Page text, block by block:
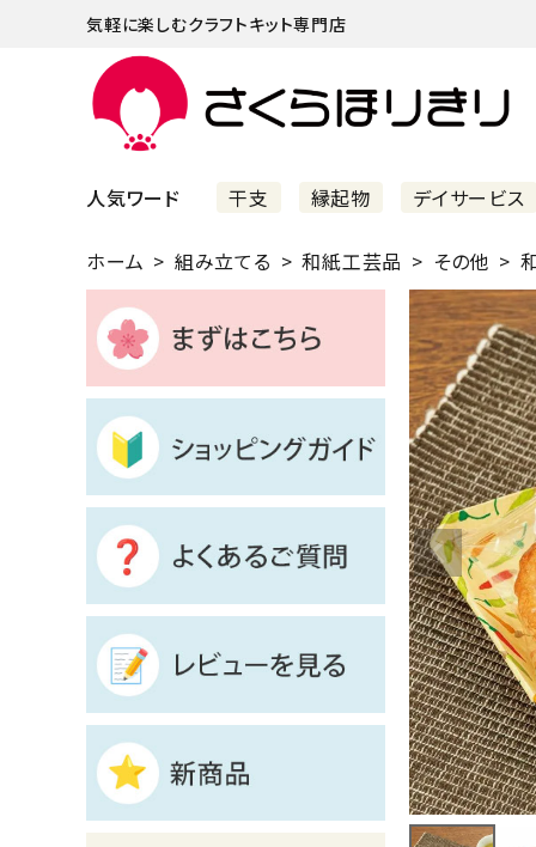
気軽に楽しむクラフトキット専門店
人気ワード 干支 縁起物 デイサービス
まずはこちら
ショッピングガイド
よくあるご質問
すべての商品
新着商品
診断チャート
ジャンルで選ぶ
レビューを見る
コーポレートサイト
実店舗案内
ホーム 組み立てる 和紙工芸品 その他